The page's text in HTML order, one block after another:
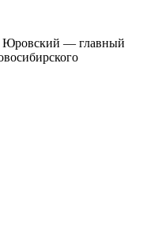
Юровский — главный